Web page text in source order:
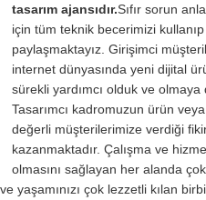
tasarım ajansıdır.Sıfır sorun
için tüm teknik becerimizi
paylaşmaktayız. Girişimci
internet dünyasında yeni dijital
sürekli yardımcı olduk ve
Tasarımcı kadromuzun ürün
değerli müşterilerimize verdiği
kazanmaktadır. Çalışma ve
olmasını sağlayan her alanda
yaşamınızı çok lezzetli kılan